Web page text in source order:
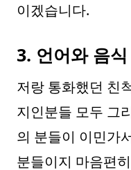
이겠습니다.
3. 언어와 음식
저랑 통화했던 친
지인분들 모두 그
의 분들이 이민가
분들이지 마음편